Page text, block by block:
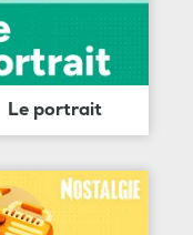
Le portrait